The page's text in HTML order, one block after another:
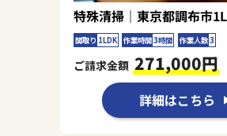
間取り 1LDK 作業時間3時間 作業人数3
ご請求金額 271,000円
詳細はこちら